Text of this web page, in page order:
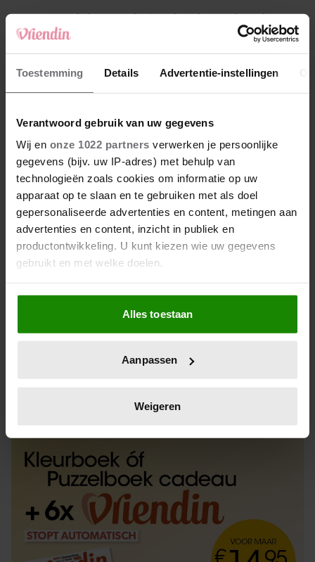
Toestemming Details Advertentie-instellingen
Verantwoord gebruik van uw gegevens
Wij en onze 1022 partners verwerken je persoonlijke
gegevens (bijv. uw IP-adres) met behulp van
technologieën zoals cookies om informatie op uw
apparaat op te slaan en te gebruiken met als doel
gepersonaliseerde advertenties en content, metingen aan
advertenties en content, inzicht in publiek en
productontwikkeling. U kunt kiezen wie uw gegevens
gebruikt en met welke doelen.
Als u het toestaat, willen we ook graag:
Informatie verzamelen over uw geografische
locatie, die tot een paar meter nauwkeurig kan zijn
scannen op specifieke eigenschappen (fingerprinting)
verwerkt en stel uw voorkeuren in het
intrekken in de Cookieverklaring.
We gebruiken cookies om content en advertenties te
personaliseren, om functies voor social media te bieden
en om ons websiteverkeer te analyseren. Ook delen we
informatie over uw gebruik van onze site met onze
partners voor social media, adverteren en analyse. Deze
partners kunnen deze gegevens combineren met andere
Alles toestaan
Aanpassen
Weigeren
4 Makelaar Mandy: ‘Een bericht van de BN’er.
Een foto. Mijn lijf reageert’
5 Makelaar Mandy: ‘Vrijdagavond belde Bart.
Hij sprak eng kalm’
Nieuw